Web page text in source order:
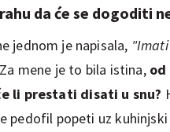
da će se dogoditi
jednom je napisala,
Za mene je to bila istina,
li prestati disati u snu?
pedofil popeti uz